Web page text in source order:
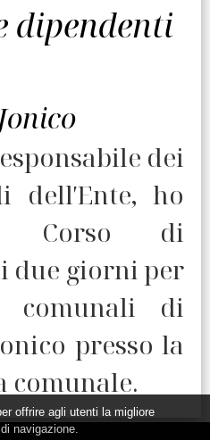
dipendenti
dei
dell′Ente, ho
Corso di
due giorni per
comunali di
presso la
comunale.
offrire agli utenti la migliore
navigazione.